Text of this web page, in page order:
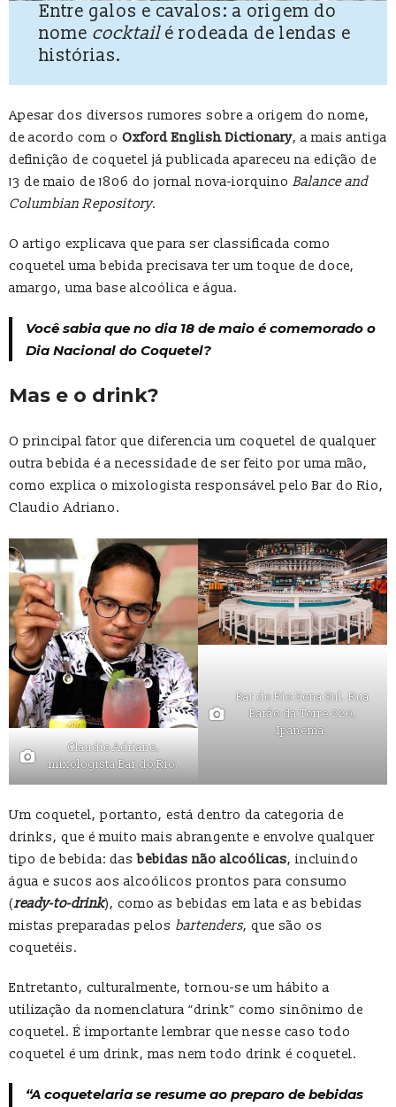
Entre galos e cavalos: a origem do
nome cocktailé rodeada de lendas e
histórias.
Apesar dos diversos rumores sobre a origem do nome,
de acordo com o Oxford English Dictionary, a mais antiga
definição de coquetel já publicada apareceu na edição de
13 de maio de 1806 do jornal nova-iorquino Balance and
Columbian Repository.
O artigo explicava que para ser classificada como
coquetel uma bebida precisava ter um toque de doce,
amargo, uma base alcoólica e água.
Você sabia que no dia 18 de maio é comemorado o
Dia Nacional do Coquetel?
Mas e o drink?
O principal fator que diferencia um coquetel de qualquer
outra bebida é a necessidade de ser feito por uma mão,
como explica o mixologista responsável pelo Bar do Rio,
Claudio Adriano.
Claudio Adriano,
mixologista Bar do Rio.
Bar do Rio Zona Sul. Rua
Barão da Torre 220,
Ipanema.
Um coquetel, portanto, está dentro da categoria de
drinks, que é muito mais abrangente e envolve qualquer
tipo de bebida: dasbebidas não alcoólicas, incluindo
água e sucos aos alcoólicos prontos para consumo
(ready-to-drink), como as bebidas em lata e as bebidas
mistas preparadas pelos bartenders, que são os
coquetéis.
Entretanto, culturalmente, tornou-se um hábito a
utilização da nomenclatura “drink” como sinônimo de
coquetel. É importante lembrar que nesse caso todo
coquetel é um drink, mas nem todo drink é coquetel.
“A coquetelaria se resume ao preparo de bebidas